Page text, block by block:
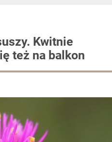
Kwitnie
też na balkon